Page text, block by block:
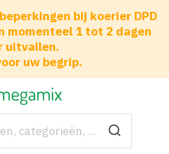
bij koerier DPD
momenteel 1 tot 2 dagen
uitvallen.
uw begrip.